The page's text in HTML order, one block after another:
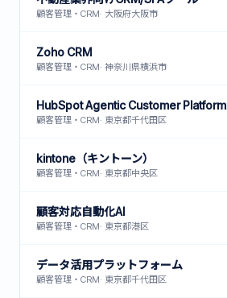
顧客管理・CRM· 大阪府大阪市
Zoho CRM
顧客管理・CRM· 神奈川県横浜市
HubSpot Agentic Customer Platform
顧客管理・CRM· 東京都千代田区
kintone（キントーン）
顧客管理・CRM· 東京都中央区
顧客対応自動化AI
顧客管理・CRM· 東京都港区
データ活用プラットフォーム
顧客管理・CRM· 東京都千代田区